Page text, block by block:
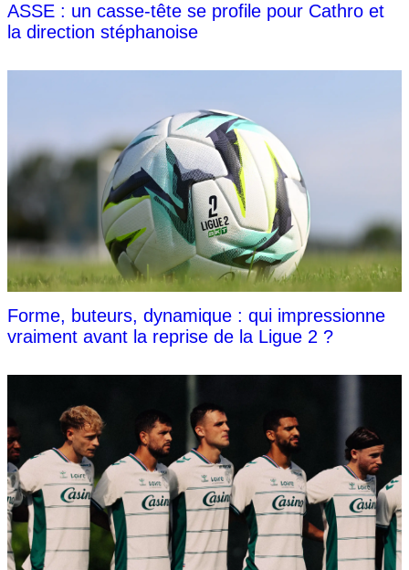
ASSE : un casse-tête se profile pour Cathro et
la direction stéphanoise
Forme, buteurs, dynamique : qui impressionne
vraiment avant la reprise de la Ligue 2 ?